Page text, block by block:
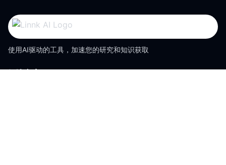
使用AI驱动的工具，加速您的研究和知识获取
解决方案